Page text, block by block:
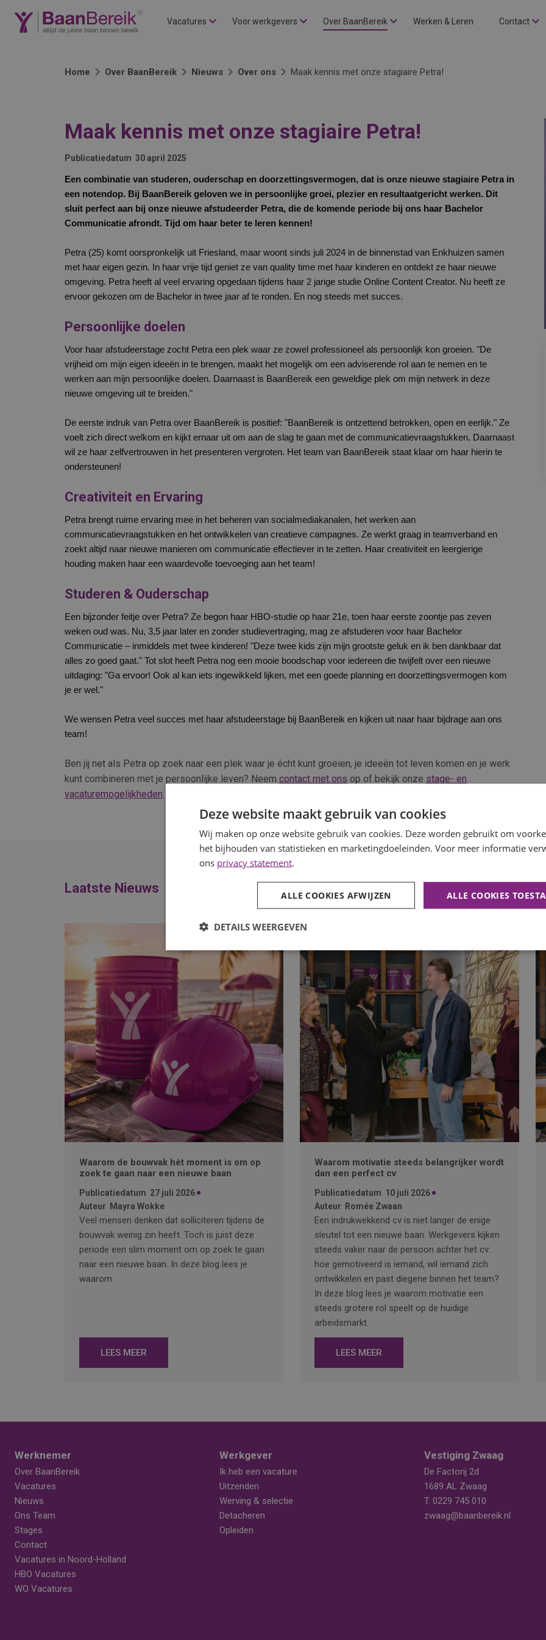
Vacatures Voor werkgevers Over BaanBereik Werken & Leren Contact
Home Over BaanBereik Nieuws Over ons Maak kennis met onze stagiaire Petra!
Maak kennis met onze stagiaire Petra!
Publicatiedatum 30 april 2025
Een combinatie van studeren, ouderschap en doorzettingsvermogen, dat is onze nieuwe stagiaire Petra in
een notendop. Bij BaanBereik geloven we in persoonlijke groei, plezier en resultaatgericht werken. Dit
sluit perfect aan bij onze nieuwe afstudeerder Petra, die de komende periode bij ons haar Bachelor
Communicatie afrondt. Tijd om haar beter te leren kennen!
Petra (25) komt oorspronkelijk uit Friesland, maar woont sinds juli 2024 in de binnenstad van Enkhuizen samen
met haar eigen gezin. In haar vrije tijd geniet ze van quality time met haar kinderen en ontdekt ze haar nieuwe
omgeving. Petra heeft al veel ervaring opgedaan tijdens haar 2 jarige studie Online Content Creator. Nu heeft ze
ervoor gekozen om de Bachelor in twee jaar af te ronden. En nog steeds met succes.
Persoonlijke doelen
Voor haar afstudeerstage zocht Petra een plek waar ze zowel professioneel als persoonlijk kon groeien. "De
vrijheid om mijn eigen ideeën in te brengen, maakt het mogelijk om een adviserende rol aan te nemen en te
werken aan mijn persoonlijke doelen. Daarnaast is BaanBereik een geweldige plek om mijn netwerk in deze
nieuwe omgeving uit te breiden."
De eerste indruk van Petra over BaanBereik is positief: "BaanBereik is ontzettend betrokken, open en eerlijk." Ze
voelt zich direct welkom en kijkt ernaar uit om aan de slag te gaan met de communicatievraagstukken. Daarnaast
wil ze haar zelfvertrouwen in het presenteren vergroten. Het team van BaanBereik staat klaar om haar hierin te
ondersteunen!
Creativiteit en Ervaring
Petra brengt ruime ervaring mee in het beheren van socialmediakanalen, het werken aan
communicatievraagstukken en het ontwikkelen van creatieve campagnes. Ze werkt graag in teamverband en
zoekt altijd naar nieuwe manieren om communicatie effectiever in te zetten. Haar creativiteit en leergierige
houding maken haar een waardevolle toevoeging aan het team!
Studeren & Ouderschap
Een bijzonder feitje over Petra? Ze begon haar HBO-studie op haar 21e, toen haar eerste zoontje pas zeven
weken oud was. Nu, 3,5 jaar later en zonder studievertraging, mag ze afstuderen voor haar Bachelor
Communicatie – inmiddels met twee kinderen! "Deze twee kids zijn mijn grootste geluk en ik ben dankbaar dat
alles zo goed gaat." Tot slot heeft Petra nog een mooie boodschap voor iedereen die twijfelt over een nieuwe
uitdaging: "Ga ervoor! Ook al kan iets ingewikkeld lijken, met een goede planning en doorzettingsvermogen kom
je er wel."
We wensen Petra veel succes met haar afstudeerstage bij BaanBereik en kijken uit naar haar bijdrage aan ons
team!
Ben jij net als Petra op zoek naar een plek waar je écht kunt groeien, je ideeën tot leven komen en je werk
kunt combineren met je persoonlijke leven? Neem contact met ons op of bekijk onze stage- en
vacaturemogelijkheden. Wie weet start jouw nieuwe avontuur ook wel bij BaanBereik!
Laatste Nieuws
Waarom de bouwvak hét moment is om op
zoek te gaan naar een nieuwe baan
Publicatiedatum 27 juli 2026
Auteur
Mayra Wokke
Veel mensen denken dat solliciteren tijdens de
bouwvak weinig zin heeft. Toch is juist deze
periode een slim moment om op zoek te gaan
naar een nieuwe baan. In deze blog lees je
waarom.
LEES MEER
Waarom motivatie steeds belangrijker wordt
dan een perfect cv
Publicatiedatum 10 juli 2026
Auteur
Romée Zwaan
Een indrukwekkend cv is niet langer de enige
sleutel tot een nieuwe baan. Werkgevers kijken
steeds vaker naar de persoon achter het cv:
hoe gemotiveerd is iemand, wil iemand zich
ontwikkelen en past diegene binnen het team?
In deze blog lees je waarom motivatie een
steeds grotere rol speelt op de huidige
arbeidsmarkt.
LEES MEER
Werknemer
Over BaanBereik
Vacatures
Nieuws
Ons Team
Stages
Contact
Vacatures in Noord-Holland
HBO Vacatures
WO Vacatures
Werkgever
Ik heb een vacature
Uitzenden
Werving & selectie
Detacheren
Opleiden
Vestiging Zwaag
De Factorij 2d
1689 AL Zwaag
T. 0229 745 010
zwaag@baanbereik.nl
Deze website maakt gebruik van cookies
Wij maken op onze website gebruik van cookies. Deze worden gebruikt om
het bijhouden van statistieken en marketingdoeleinden. Voor meer informatie
ons privacy statement.
ALLE COOKIES
ALLE COOKIES AFWIJZEN
DETAILS WEERGEVEN